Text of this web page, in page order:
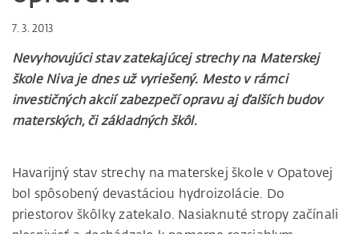
7. 3. 2013
Nevyhovujúci stav zatekajúcej strechy na Materskej
škole Niva je dnes už vyriešený. Mesto v rámci
investičných akcií zabezpečí opravu aj ďalších budov
materských, či základných škôl.
Havarijný stav strechy na materskej škole v Opatovej
bol spôsobený devastáciou hydroizolácie. Do
priestorov škôlky zatekalo. Nasiaknuté stropy začínali